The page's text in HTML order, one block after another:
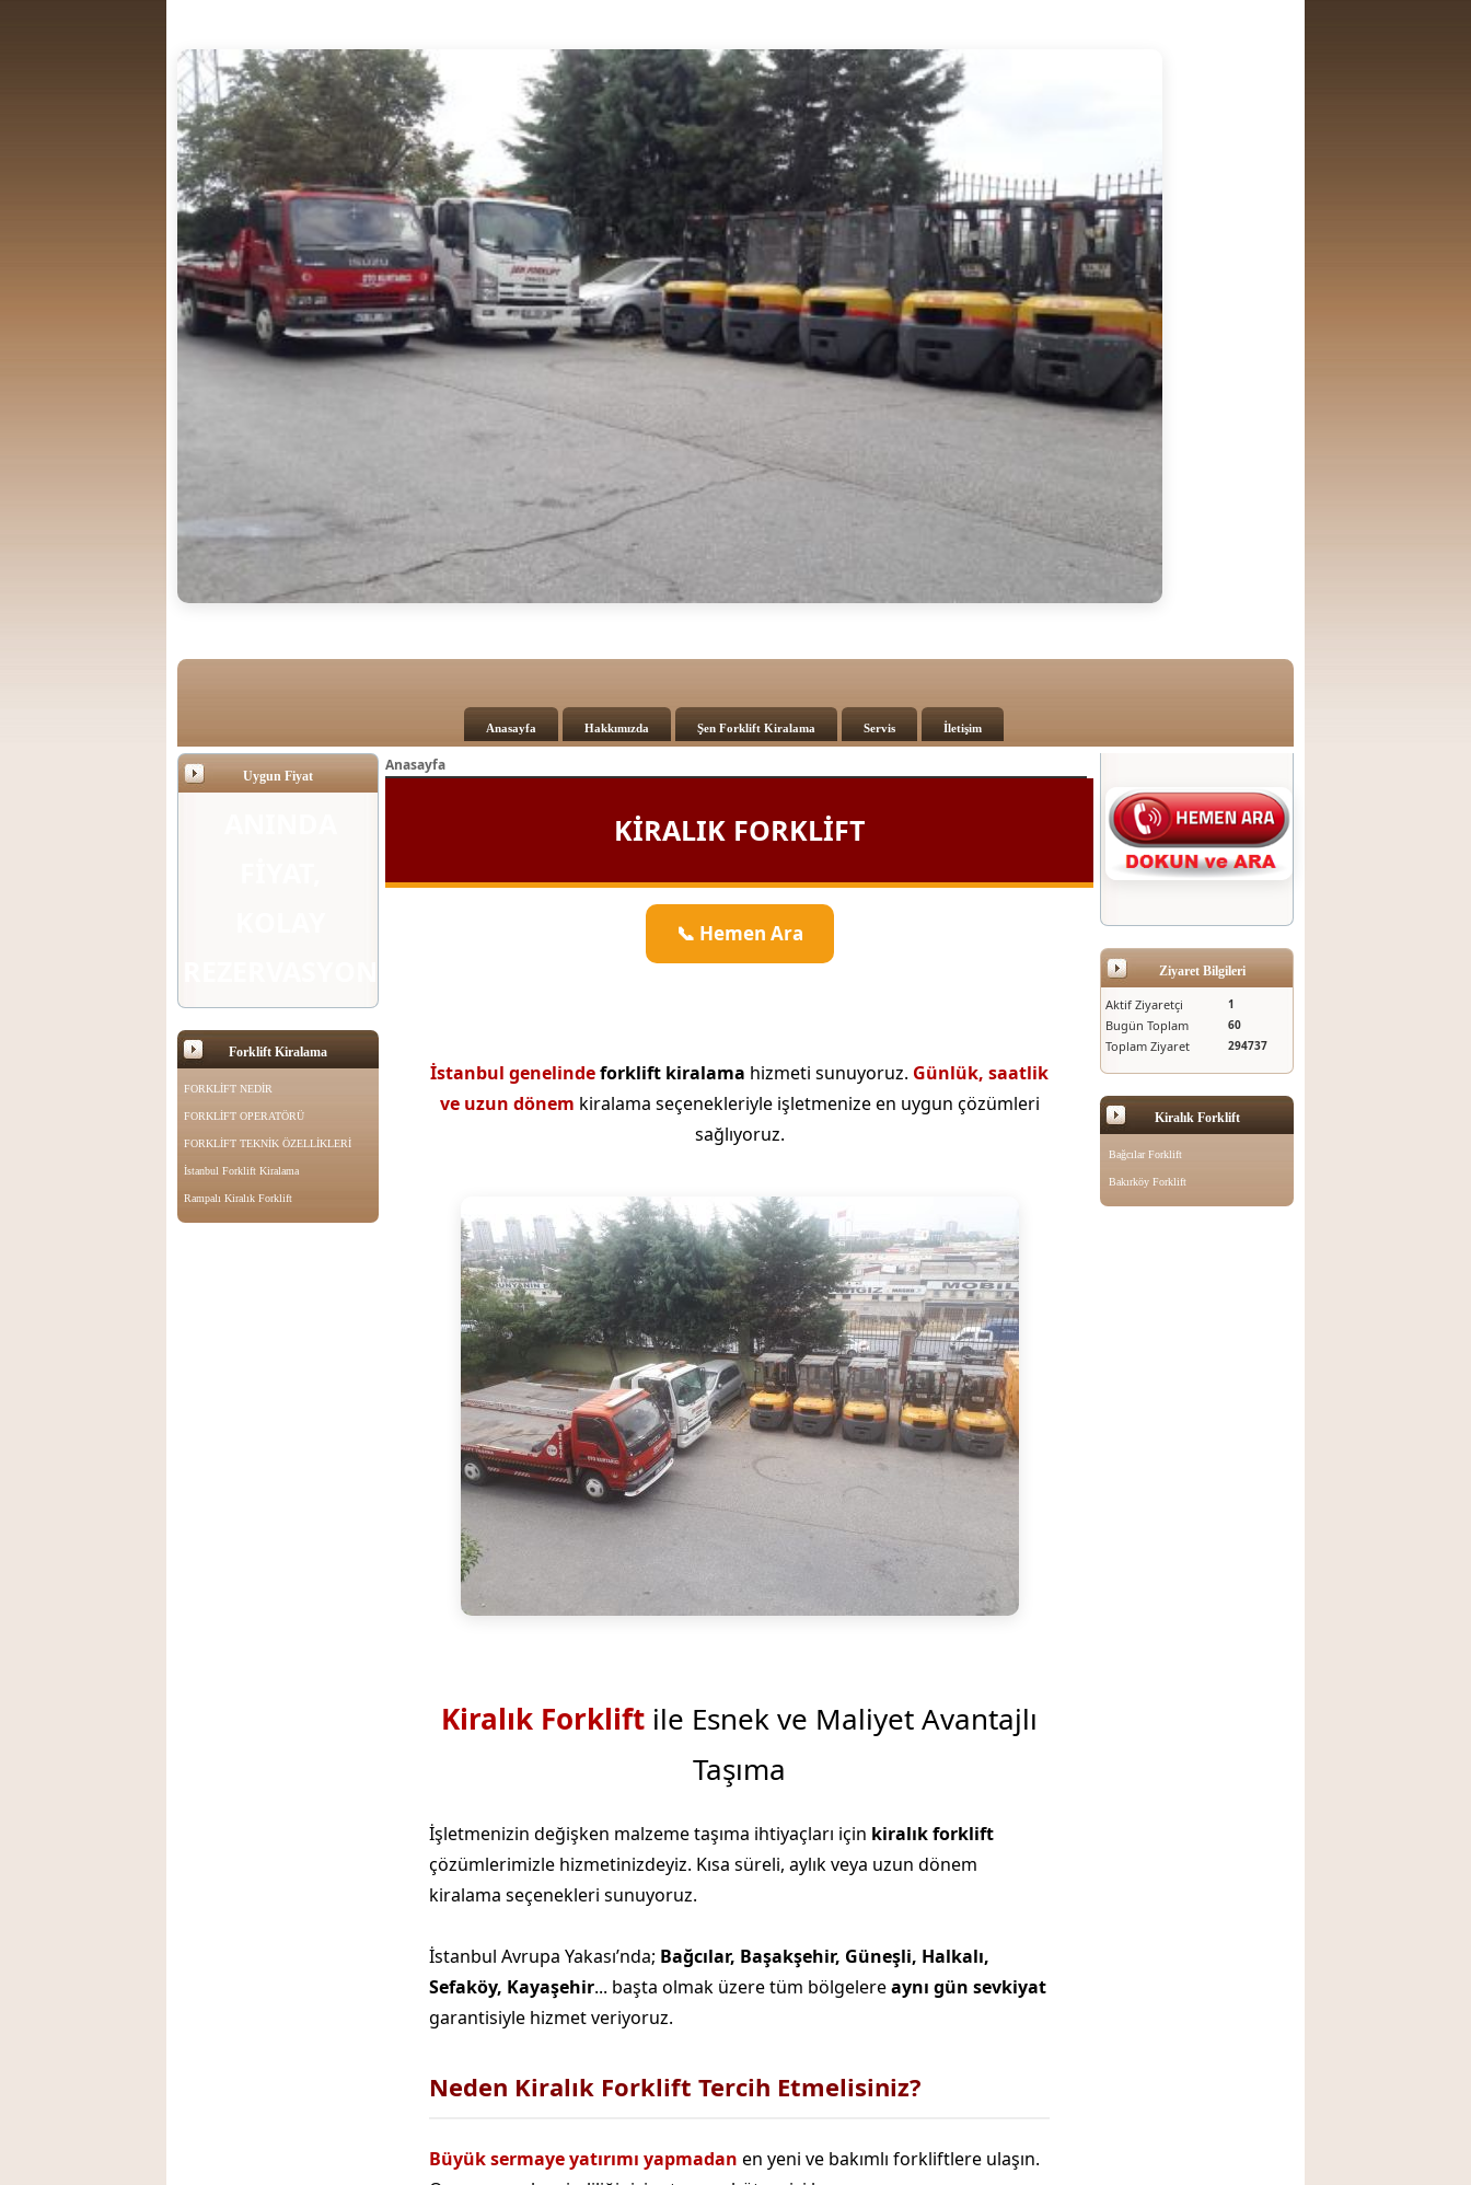
Anasayfa Hakkımızda Şen Forklift Kiralama Servis İletişim
Uygun Fiyat
Forklift Kiralama
FORKLİFT NEDİR
FORKLİFT OPERATÖRÜ
FORKLİFT TEKNİK ÖZELLİKLERİ
İstanbul Forklift Kiralama
Rampalı Kiralık Forklift
Anasayfa
KİRALIK FORKLİFT
📞 Hemen Ara
İstanbul genelindeforklift kiralama hizmeti sunuyoruz. Günlük, saatlik
ve uzun dönem kiralama seçenekleriyle işletmenize en uygun çözümleri
sağlıyoruz.
Kiralık Forklift ile Esnek ve Maliyet Avantajlı
Taşıma
İşletmenizin değişken malzeme taşıma ihtiyaçları için kiralık forklift
çözümlerimizle hizmetinizdeyiz. Kısa süreli, aylık veya uzun dönem
kiralama seçenekleri sunuyoruz.
İstanbul Avrupa Yakası’nda; Bağcılar, Başakşehir, Güneşli, Halkalı,
Sefaköy, Kayaşehir... başta olmak üzere tüm bölgelereaynı gün sevkiyat
garantisiyle hizmet veriyoruz.
Neden Kiralık Forklift Tercih Etmelisiniz?
Büyük sermaye yatırımı yapmadan en yeni ve bakımlı forkliftlere ulaşın.
Ziyaret Bilgileri
Aktif Ziyaretçi 1
Bugün Toplam 60
Toplam Ziyaret 294737
Kiralık Forklift
Bağcılar Forklift
Bakırköy Forklift